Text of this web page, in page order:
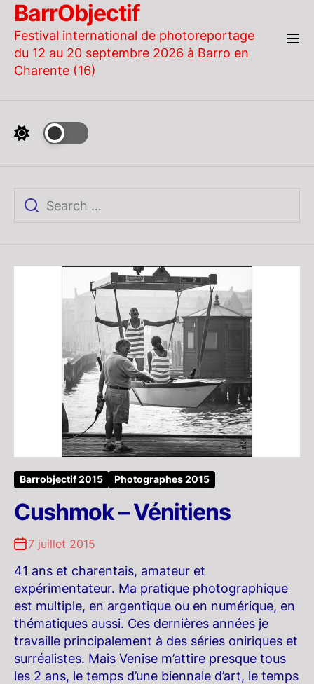
Skip
the
content
BarrObjectif
Festival international de photoreportage
du 12 au 20 septembre 2026 à Barro en
Charente (16)
Barrobjectif 2015 Photographes 2015
Cushmok – Vénitiens
7 juillet 2015
41 ans et charentais, amateur et
expérimentateur. Ma pratique photographique
est multiple, en argentique ou en numérique, en
thématiques aussi. Ces dernières années je
travaille principalement à des séries oniriques et
surréalistes. Mais Venise m’attire presque tous
les 2 ans, le temps d’une biennale d’art, le temps